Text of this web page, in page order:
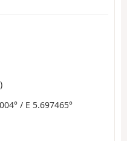
/ E 5.697465°